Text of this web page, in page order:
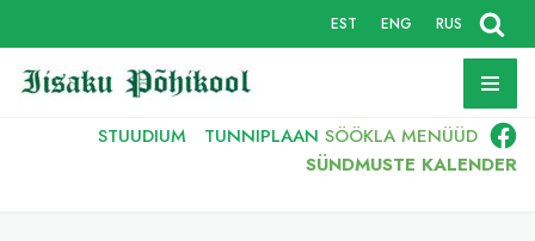
Skip
to
EST ENG RUS
STUUDIUM TUNNIPLAAN SÖÖKLA MENÜÜD
SÜNDMUSTE KALENDER